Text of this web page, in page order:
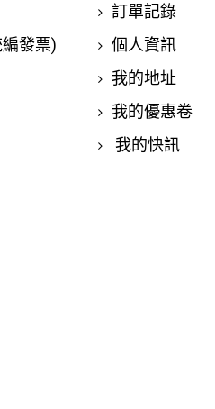
發票)
訂單記錄
個人資訊
我的地址
我的優惠卷
我的快訊